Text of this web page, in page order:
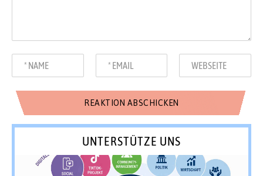
UNTERSTÜTZE UNS